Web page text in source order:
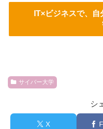
IT×ビジネスで、
サイバー大学
シ
X